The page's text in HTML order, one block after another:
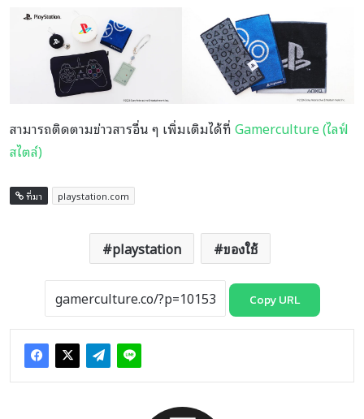
สามารถติดตามข่าวสารอื่น ๆ เพิ่มเติมได้ที่Gamerculture (ไลฟ์
สไตล์)
ที่มา playstation.com
playstation ของใช้
Copy URL